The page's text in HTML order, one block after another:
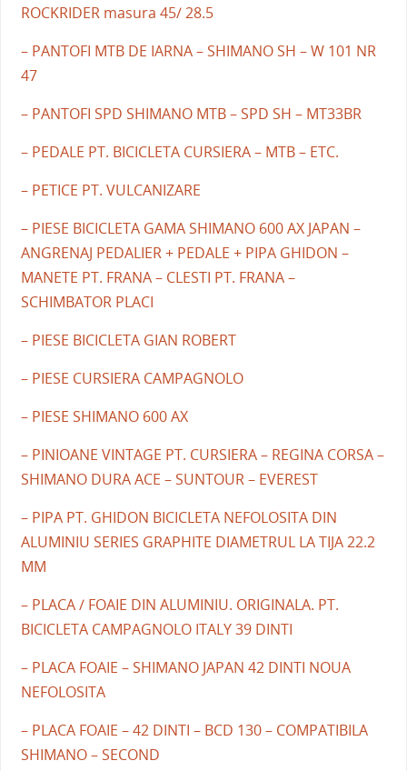
ROCKRIDER masura 45/ 28.5
– PANTOFI MTB DE IARNA – SHIMANO SH – W 101 NR
47
– PANTOFI SPD SHIMANO MTB – SPD SH – MT33BR
– PEDALE PT. BICICLETA CURSIERA – MTB – ETC.
– PETICE PT. VULCANIZARE
– PIESE BICICLETA GAMA SHIMANO 600 AX JAPAN –
ANGRENAJ PEDALIER + PEDALE + PIPA GHIDON –
MANETE PT. FRANA – CLESTI PT. FRANA –
SCHIMBATOR PLACI
– PIESE BICICLETA GIAN ROBERT
– PIESE CURSIERA CAMPAGNOLO
– PIESE SHIMANO 600 AX
– PINIOANE VINTAGE PT. CURSIERA – REGINA CORSA –
SHIMANO DURA ACE – SUNTOUR – EVEREST
– PIPA PT. GHIDON BICICLETA NEFOLOSITA DIN
ALUMINIU SERIES GRAPHITE DIAMETRUL LA TIJA 22.2
MM
– PLACA / FOAIE DIN ALUMINIU. ORIGINALA. PT.
BICICLETA CAMPAGNOLO ITALY 39 DINTI
– PLACA FOAIE – SHIMANO JAPAN 42 DINTI NOUA
NEFOLOSITA
– PLACA FOAIE – 42 DINTI – BCD 130 – COMPATIBILA
SHIMANO – SECOND